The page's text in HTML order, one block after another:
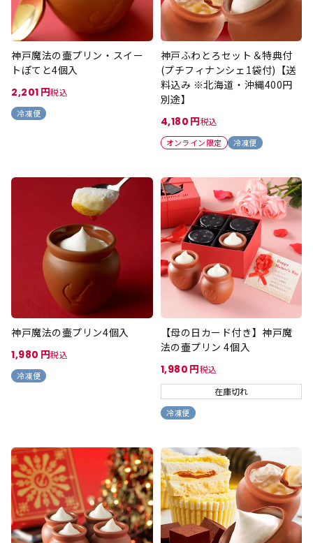
神戸魔法の壷プリン・スイー
トぽてと4個入
2,201
税込
冷凍便
神戸ふわとろセット＆特典付
(プチフィナンシェ1袋付)【送
料込み ※北海道・沖縄400円
別途】
4,180
税込
オンライン限定 冷凍便
神戸魔法の壷プリン4個入
1,980
税込
冷凍便
【母の日カード付き】神戸魔
法の壷プリン 4個入
1,980
税込
在庫切れ
冷凍便